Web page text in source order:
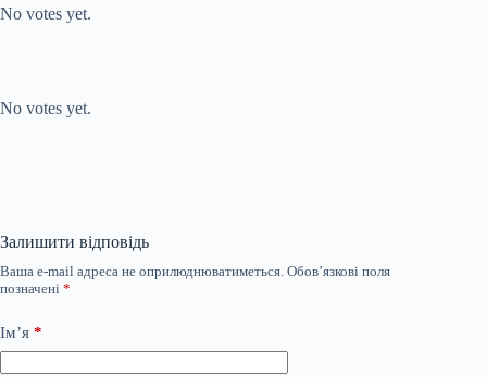
No votes yet.
No votes yet.
Залишити відповідь
Ваша e-mail адреса не оприлюднюватиметься. Обов’язкові поля
позначені *
Ім’я *